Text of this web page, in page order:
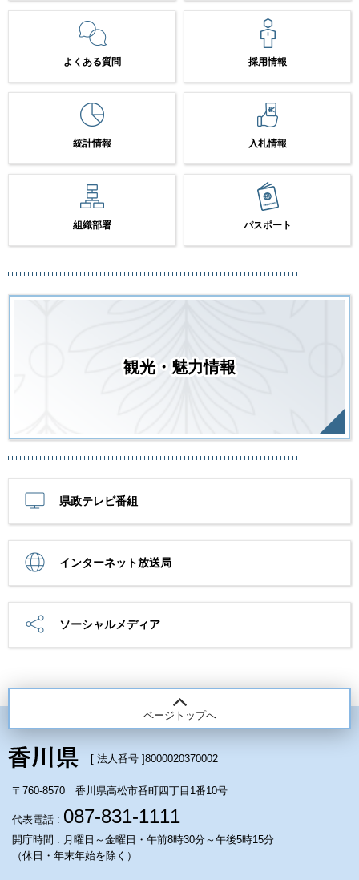
よくある質問 採用情報
統計情報 入札情報
組織部署 パスポート
観光・魅力情報
県政テレビ番組
インターネット放送局
ソーシャルメディア
ページトップへ
[ 法人番号 ]8000020370002
〒760-8570 香川県高松市番町四丁目1番10号
代表電話 : 087-831-1111
開庁時間 : 月曜日～金曜日・午前8時30分～午後5時15分
（休日・年末年始を除く）